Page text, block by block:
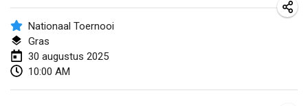
Nationaal Toernooi
Gras
30 augustus 2025
10:00 AM
26 jan. 2025|België
maart 2025
Kubbtornooi De Rode Lantaarn
15 mrt. 2025|België